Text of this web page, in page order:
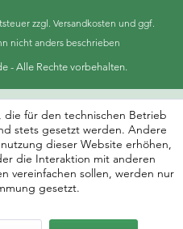
zzgl. Versandkosten und ggf.
nicht anders beschrieben
- Alle Rechte vorbehalten.
die für den technischen Betrieb
stets gesetzt werden. Andere
dieser Website erhöhen,
die Interaktion mit anderen
vereinfachen sollen, werden nur
gesetzt.